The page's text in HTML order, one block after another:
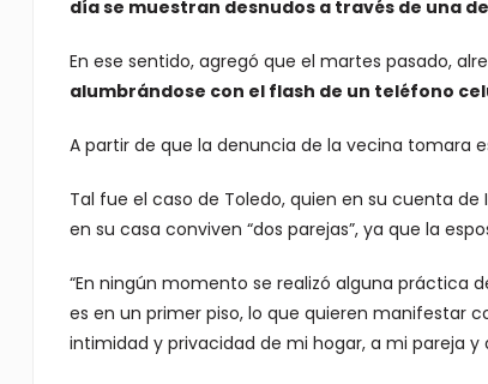
día se muestran desnudos a través de una
En ese sentido, agregó que el martes pasado,
alumbrándose con el flash de un teléfono
A partir de que la denuncia de la vecina tomara
Tal fue el caso de Toledo, quien en su cuenta
en su casa conviven “dos parejas”, ya que la
“En ningún momento se realizó alguna práctica
es en un primer piso, lo que quieren manifestar
intimidad y privacidad de mi hogar, a mi pareja y